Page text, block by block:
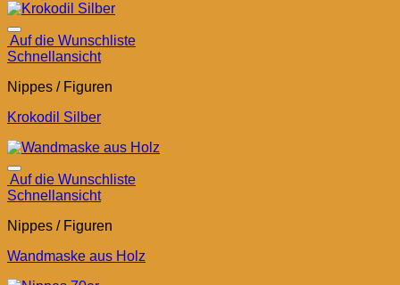
Auf die Wunschliste
Schnellansicht
Nippes / Figuren
Krokodil Silber
Auf die Wunschliste
Schnellansicht
Nippes / Figuren
Wandmaske aus Holz